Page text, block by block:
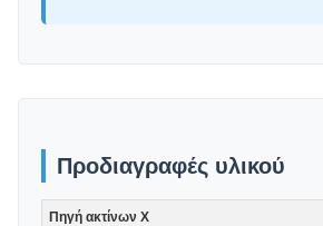
Προδιαγραφές υλικού
Πηγή ακτίνων Χ